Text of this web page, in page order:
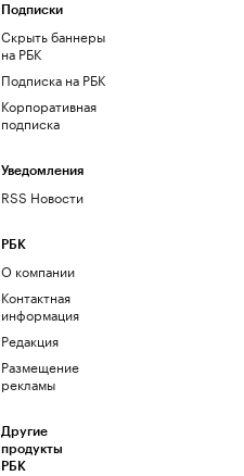
Подписки
Скрыть баннеры
на РБК
Подписка на РБК
Корпоративная
подписка
Уведомления
RSS Новости
РБК
О компании
Контактная
информация
Редакция
Размещение
рекламы
Другие
продукты
РБК